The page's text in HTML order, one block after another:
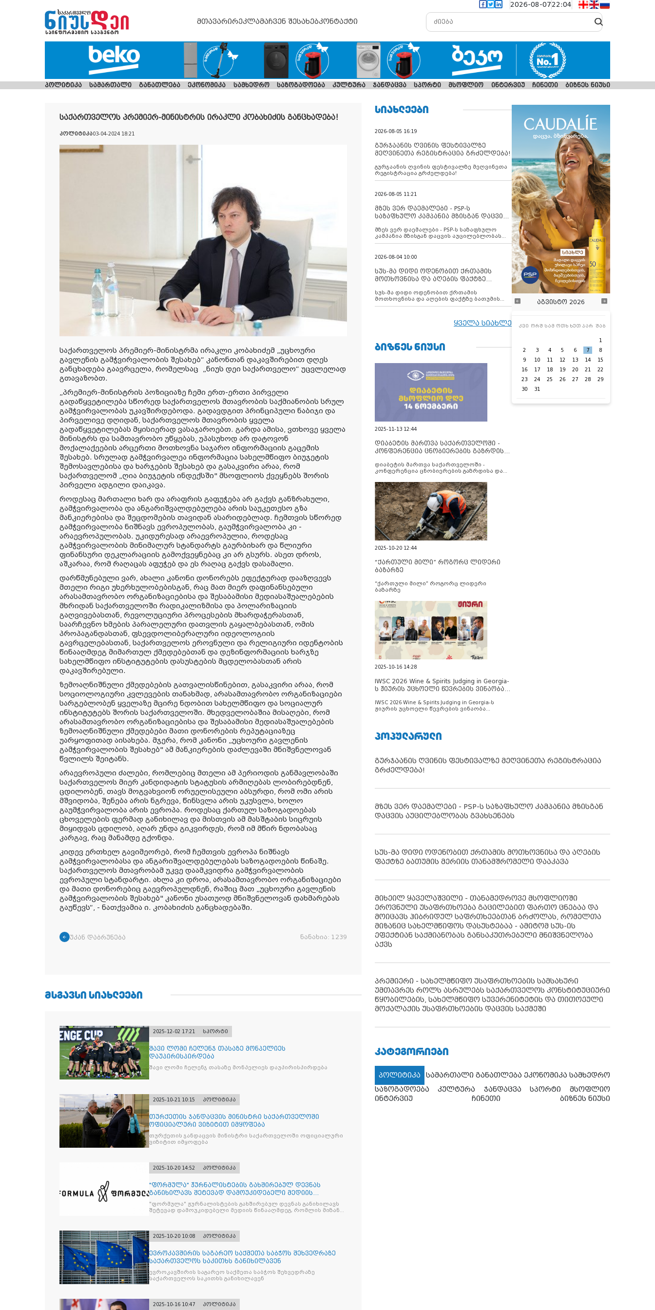
2026-08-0722:04
მთავარირეკლამაჩვენ შესახებკონტაქტი
პოლიტიკა სამართალი განათლება ეკონომიკა სამხედრო საზოგადოება კულტურა ჯანდაცვა სპორტი მსოფლიო ინტერვიუ ჩინეთი ბიზნეს ნიუსი
საქართველოს პრემიერ-მინისტრის ირაკლი კობახიძის განცხადება!
პოლიტიკა03-04-2024 18:21
საქართველოს პრემიერ-მინისტრმა ირაკლი კობახიძემ „უცხოური
გავლენის გამჭვირვალობის შესახებ“ კანონთან დაკავშირებით დღეს
განცხადება გაავრცელა, რომელსაც „ნიუს დეი საქართველო“ უცვლელად
გთავაზობთ.
„პრემიერ-მინისტრის პოზიციაზე ჩემი ერთ-ერთი პირველი
გადაწყვეტილება სწორედ საქართველოს მთავრობის საქმიანობის სრულ
გამჭვირვალობას უკავშირდებოდა. გადავდგით პრინციპული ნაბიჯი და
პირველივე დღიდან, საქართველოს მთავრობის ყველა
გადაწყვეტილებას მყისიერად ვასაჯაროებთ. გარდა ამისა, ვთხოვე ყველა
მინისტრს და სამთავრობო უწყებას, უპასუხოდ არ დატოვონ
მოქალაქეების არცერთი მოთხოვნა საჯარო ინფორმაციის გაცემის
შესახებ. სრულად გამჭვირვალეა ინფორმაცია სახელმწიფო ბიუჯეტის
შემოსავლებისა და ხარჯების შესახებ და გასაკვირი არაა, რომ
საქართველომ „ღია ბიუჯეტის ინდექსში" მსოფლიოს ქვეყნებს შორის
პირველი ადგილი დაიკავა.
როდესაც მართალი ხარ და არაფრის გაფუჭება არ გაქვს განზრახული,
გამჭვირვალობა და ანგარიშვალდებულება არის საუკეთესო გზა
მანკიერებისა და შეცდომების თავიდან ასარიდებლად. ჩემთვის სწორედ
გამჭვირვალობა ნიშნავს ევროპულობას, გაუმჭვირვალობა კი -
არაევროპულობას. უკიდურესად არაევროპულია, როდესაც
გამჭვირვალობის მინიმალურ სტანდარტს გაურბიხარ და წლიური
ფინანსური დეკლარაციის გამოქვეყნებაც კი არ გსურს. ასეთ დროს,
აშკარაა, რომ რაღაცას აფუჭებ და ეს რაღაც გაქვს დასამალი.
დარწმუნებული ვარ, ახალი კანონი დონორებს ეფექტურად დააზღვევს
მთელი რიგი უხერხულობებისგან, რაც მათ მიერ დაფინანსებული
არასამთავრობო ორგანიზაციებისა და შესაბამისი მედიასაშუალებების
მხრიდან საქართველოში რადიკალიზმისა და პოლარიზაციის
გაღვივებასთან, რევოლუციური პროცესების მხარდაჭერასთან,
საარჩევნო ხმების პარალელური დათვლის გაყალბებასთან, ომის
პროპაგანდასთან, ფსევდოლიბერალური იდეოლოგიის
გავრცელებასთან, საქართველოს ეროვნული და რელიგიური იდენტობის
წინააღმდეგ მიმართულ ქმედებებთან და დეზინფორმაციის ხარჯზე
სახელმწიფო ინსტიტუტების დასუსტების მცდელობასთან არის
დაკავშირებული.
ზემოაღნიშნული ქმედებების გათვალისწინებით, გასაკვირი არაა, რომ
სოციოლოგიური კვლევების თანახმად, არასამთავრობო ორგანიზაციები
სარგებლობენ ყველაზე მცირე ნდობით სახელმწიფო და სოციალურ
ინსტიტუტებს შორის საქართველოში. მხედველობაშია მისაღები, რომ
არასამთავრობო ორგანიზაციებისა და შესაბამისი მედიასაშუალებების
ზემოაღნიშნული ქმედებები მათი დონორების რეპუტაციაზეც
უარყოფითად აისახება. მჯერა, რომ კანონი „უცხოური გავლენის
გამჭვირვალობის შესახებ" ამ მანკიერების დაძლევაში მნიშვნელოვან
წვლილს შეიტანს.
არაევროპული ძალები, რომლებიც მთელი ამ პერიოდის განმავლობაში
საქართველოს მიერ კანდიდატის სტატუსის არმიღებას ლობირებდნენ,
ცდილობენ, თავს მოგვახვიონ ორუელისეული აბსურდი, რომ ომი არის
მშვიდობა, შენება არის ნგრევა, წინსვლა არის უკუსვლა, ხოლო
გაუმჭვირვალობა არის ევროპა. როდესაც ქართულ საზოგადოებას
ცხოველების ფერმად განიხილავ და მისთვის ამ მასშტაბის სიცრუის
მიყიდვას ცდილობ, აღარ უნდა გიკვირდეს, რომ იმ მწირ ნდობასაც
კარგავ, რაც მანამდე გქონდა.
კიდევ ერთხელ გავიმეორებ, რომ ჩემთვის ევროპა ნიშნავს
გამჭვირვალობასა და ანგარიშვალდებულებას საზოგადოების წინაშე.
საქართველოს მთავრობამ უკვე დაამკვიდრა გამჭვირვალობის
ევროპული სტანდარტი. ახლა კი დროა, არასამთავრობო ორგანიზაციები
და მათი დონორებიც გაევროპულდნენ, რაშიც მათ „უცხოური გავლენის
გამჭვირვალობის შესახებ" კანონი უსათუოდ მნიშვნელოვან დახმარებას
გაუწევს“, - ნათქვამია ი. კობახიძის განცხადებაში.
უკან დაბრუნება ნანახია: 1239
ᲛᲡᲒᲐᲕᲡᲘ ᲡᲘᲐᲮᲚᲔᲔᲑᲘ
2025-12-02 17:21 სპორტი
შავი ლომი ჩელენჯ თასაზე მონპელიეს
დაუპირისპირდება
შავი ლომი ჩელენჯ თასაზე მონპელიეს დაუპირისპირდება
2025-10-21 10:15 პოლიტიკა
თურქეთის ჯანდაცვის მინისტრი საქართველოში
ოფიციალური ვიზიტით იმყოფება
თურქეთის ჯანდაცვის მინისტრი საქართველოში ოფიციალური
ვიზიტით იმყოფება
2025-10-20 14:52 პოლიტიკა
"ფორმულა" ჟურნალისტების გახშირებულ დევნას
განიხილავს შეტევად დამოუკიდებელი მედიის
წინააღმდ
"ფორმულა" ჟურნალისტების გახშირებულ დევნას განიხილავს
შეტევად დამოუკიდებელი მედიის წინააღმდეგ, რომლის მიზანი
2025-10-20 10:08 პოლიტიკა
ევროკავშირის საგარეო საქმეთა საბჭოს შეხვედრაზე
საქართველოს საკითხს განიხილავენ
ევროკავშირის საგარეო საქმეთა საბჭოს შეხვედრაზე
საქართველოს საკითხს განიხილავენ
2025-10-16 10:47 პოლიტიკა
ᲡᲘᲐᲮᲚᲔᲔᲑᲘ
2026-08-05 16:19
გურჯაანის ღვინის ფესტივალზე
მეღვინეთა რეგისტრაცია გრძელდება!
გურჯაანის ღვინის ფესტივალზე მეღვინეთა
რეგისტრაცია გრძელდება!
2026-08-05 11:21
მზეს ვერ დაემალები - PSP-ს
საზაფხულო კამპანია მზისგან დაცვის
მზეს ვერ დაემალები - PSP-ს საზაფხულო
კამპანია მზისგან დაცვის აუცილებლობას
გვახსენებს
2026-08-04 10:00
სუს-მა დიდი ოდენობით ქრთამის
მოთხოვნისა და აღების ფაქტზე
დააკავა
სუს-მა დიდი ოდენობით ქრთამის
მოთხოვნისა და აღების ფაქტზე ბათუმის
მერიის თანამშრომელი დააკავა
ყველა სიახლე
ᲑᲘᲖᲜᲔᲡ ᲜᲘᲣᲡᲘ
2025-11-13 12:44
დიაბეტის მართვა საქართველოში -
კონფერენცია ცნობიერების გაზრდისა
დიაბეტის მართვა საქართველოში -
კონფერენცია ცნობიერების გაზრდისა და
2025-10-20 12:44
“ქართული მილი” როგორც ლიდერი
ბაზარზე
“ქართული მილი” როგორც ლიდერი
ბაზარზე
2025-10-16 14:28
IWSC 2026 Wine & Spirits Judging in Georgia-
ს ჟიურის უცხოელი წევრების ვინაობა
IWSC 2026 Wine & Spirits Judging in Georgia-ს
ჟიურის უცხოელი წევრების ვინაობა
აგვისტო 2026
კვი ორშ სამ ოთხ ხუთ პარ შაბ
1
2
3 4 5 6 7
8
9
10 11 12 13 14
15
16
17 18 19 20 21
22
23
24 25 26 27 28
29
30
31
ᲞᲝᲞᲣᲚᲐᲠᲣᲚᲘ
გურჯაანის ღვინის ფესტივალზე მეღვინეთა რეგისტრაცია
გრძელდება!
მზეს ვერ დაემალები - PSP-ს საზაფხულო კამპანია მზისგან
დაცვის აუცილებლობას გვახსენებს
სუს-მა დიდი ოდენობით ქრთამის მოთხოვნისა და აღების
ფაქტზე ბათუმის მერიის თანამშრომელი დააკავა
მიხეილ ყაველაშვილი - თანამედროვე მსოფლიოში
ეროვნული უსაფრთხოება გაცილებით ფართო ცნებაა და
მოიცავს ჰიბრიდულ საფრთხეებთან ბრძოლას, რომელთა
მიზანიც სახელმწიფოს დასუსტებაა - ამიტომ სუს-ის
ეფექტიან საქმიანობას განსაკუთრებული მნიშვნელობა
აქვს
პრემიერი - სახელმწიფო უსაფრთხოების სამსახური
უმთავრეს როლს ასრულებს საქართველოს კონსტიტუციური
წყობილების, სახელმწიფო სუვერენიტეტის და თითოეული
მოქალაქის უსაფრთხოების დაცვის საქმეში
ᲙᲐᲢᲔᲒᲝᲠᲘᲔᲑᲘ
პოლიტიკა სამართალი განათლება ეკონომიკა სამხედრო
საზოგადოება
კულტურა ჯანდაცვა სპორტი
მსოფლიო
ინტერვიუ
ჩინეთი ბიზნეს ნიუსი